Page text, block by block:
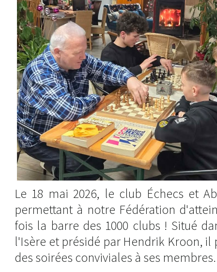
Le 18 mai 2026, le club Échecs et
permettant à notre Fédération
fois la barre des 1000 clubs ! Situé
l'Isère et présidé par Hendrik Kroon, il
des soirées conviviales à ses membres.